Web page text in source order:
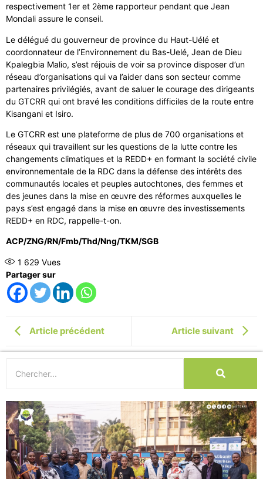
respectivement 1er et 2ème rapporteur pendant que Jean
Mondali assure le conseil.
Le délégué du gouverneur de province du Haut-Uélé et
coordonnateur de l’Environnement du Bas-Uelé, Jean de Dieu
Kpalegbia Malio, s’est réjouis de voir sa province disposer d’un
réseau d’organisations qui va l’aider dans son secteur comme
partenaires privilégiés, avant de saluer le courage des dirigeants
du GTCRR qui ont bravé les conditions difficiles de la route entre
Kisangani et Isiro.
Le GTCRR est une plateforme de plus de 700 organisations et
réseaux qui travaillent sur les questions de la lutte contre les
changements climatiques et la REDD+ en formant la société civile
environnementale de la RDC dans la défense des intérêts des
communautés locales et peuples autochtones, des femmes et
des jeunes dans la mise en œuvre des réformes auxquelles le
pays s’est engagé dans la mise en œuvre des investissements
REDD+ en RDC, rappelle-t-on.
ACP/ZNG/RN/Fmb/Thd/Nng/TKM/SGB
1 629 Vues
Partager sur
Article précédent Article suivant